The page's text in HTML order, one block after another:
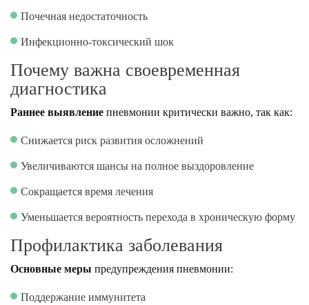
Почечная недостаточность
Инфекционно-токсический шок
Почему важна своевременная
диагностика
Раннее выявление пневмонии критически важно, так как:
Снижается риск развития осложнений
Увеличиваются шансы на полное выздоровление
Сокращается время лечения
Уменьшается вероятность перехода в хроническую форму
Профилактика заболевания
Основные меры предупреждения пневмонии:
Поддержание иммунитета